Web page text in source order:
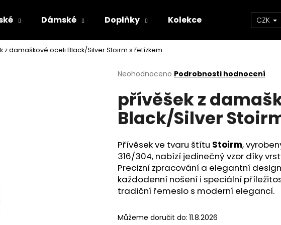
Dámské Doplňky Kolekce Kontakt
CZK
z damaškové oceli Black/Silver Stoirm s řetízkem
Průměrné
produktu
je
0,0
hvězdiček.
Neohodnoceno Podrobnosti hodnocení
přívěšek z
Black/Silver
Přívěsek ve tvaru štítu Stoirm,
316/304, nabízí jedinečný vzor díky
Precizní zpracování a elegantní
každodenní nošení i speciální
tradiční řemeslo s moderní elegancí.
Můžeme doručit do: 11.8.2026
Co potřebujete najít?
HLEDAT
KOUPACÍ ŠORTKY YAKUZA PÁNSKÉ OLIVOVÉ TRIČKO YAKUZA